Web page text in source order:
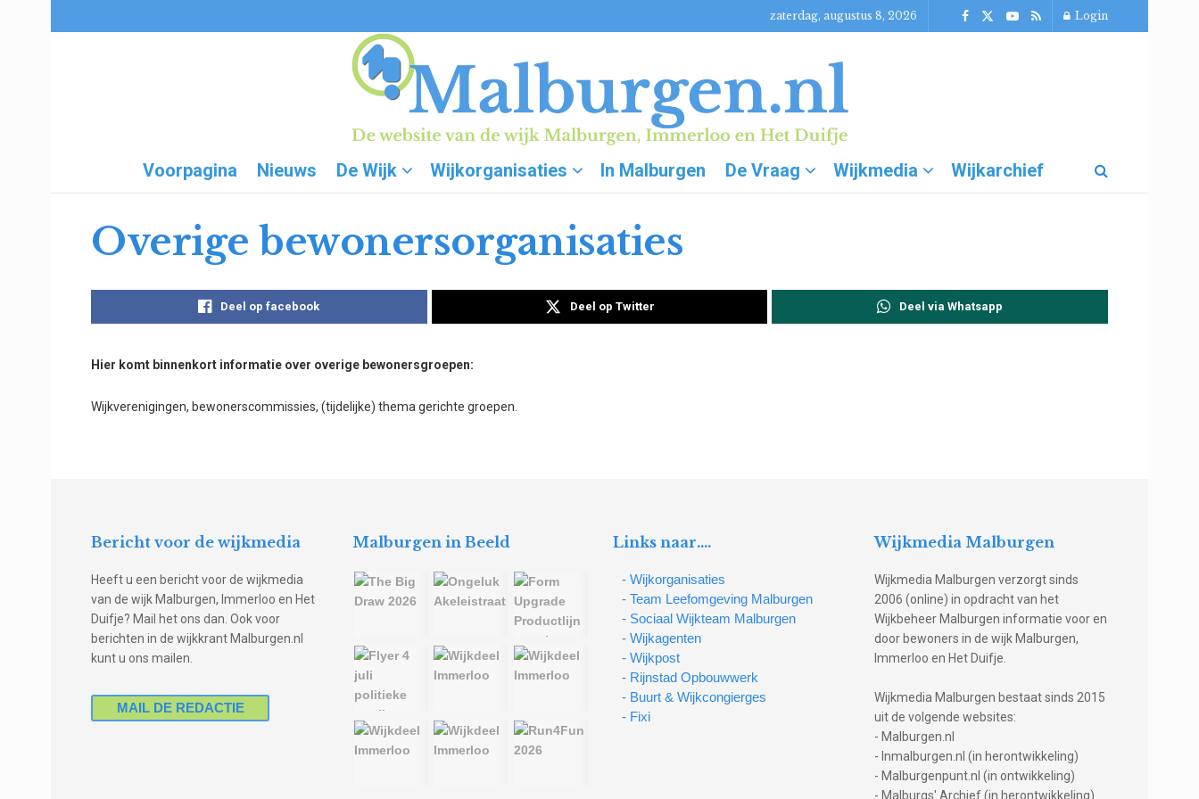
zaterdag, augustus 8, 2026 Login
Voorpagina Nieuws De Wijk Wijkorganisaties In Malburgen De Vraag Wijkmedia Wijkarchief
Overige bewonersorganisaties
Deel op facebook Deel op Twitter Deel via Whatsapp
Hier komt binnenkort informatie over overige bewonersgroepen:
Wijkverenigingen, bewonerscommissies, (tijdelijke) thema gerichte groepen.
Bericht voor de wijkmedia
Heeft u een bericht voor de wijkmedia
van de wijk Malburgen, Immerloo en Het
Duifje? Mail het ons dan. Ook voor
berichten in de wijkkrant Malburgen.nl
kunt u ons mailen.
MAIL DE REDACTIE
Malburgen in Beeld Links naar….
- Wijkorganisaties
- Team Leefomgeving Malburgen
- Sociaal Wijkteam Malburgen
- Wijkagenten
- Wijkpost
- Rijnstad Opbouwwerk
- Buurt & Wijkcongierges
- Fixi
Wijkmedia Malburgen
Wijkmedia Malburgen verzorgt sinds
2006 (online) in opdracht van het
Wijkbeheer Malburgen informatie voor en
door bewoners in de wijk Malburgen,
Immerloo en Het Duifje.
Wijkmedia Malburgen bestaat sinds 2015
uit de volgende websites:
- Malburgen.nl
- Inmalburgen.nl (in herontwikkeling)
- Malburgenpunt.nl (in ontwikkeling)
- Malburgs' Archief (in herontwikkeling)